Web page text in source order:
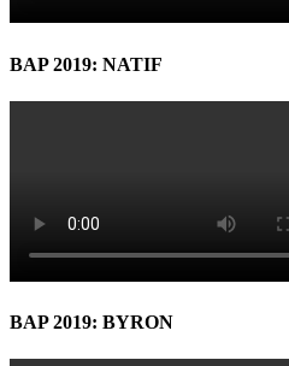
BAP 2019: NATIF
BAP 2019: BYRON